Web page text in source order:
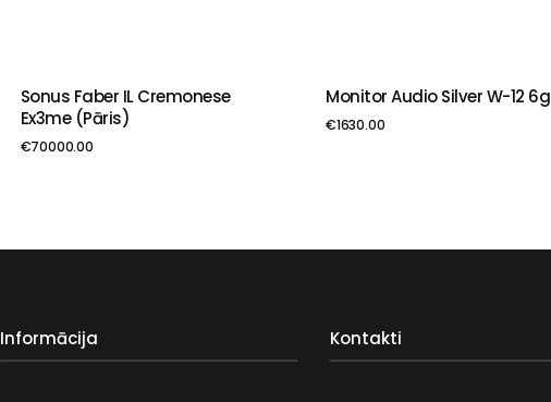
PIEVIENOT GROZAM
Sonus Faber IL Cremonese
Ex3me (pāris)
€70000.00
PIEVIENOT GROZAM
Monitor Audio Silver W-12 6g
€1630.00
Informācija Kontakti